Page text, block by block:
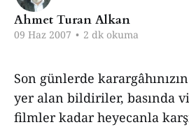
Ahmet Turan Alkan
09 Haz 2007 • 2 dk okuma
Son günlerde
yer alan bildiriler, basında
filmler kadar heyecanla